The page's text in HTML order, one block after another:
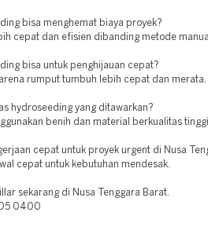
bisa menghemat biaya proyek?
cepat dan efisien dibanding metode
bisa untuk penghijauan cepat?
rumput tumbuh lebih cepat dan merata.
hydroseeding yang ditawarkan?
benih dan material berkualitas
cepat untuk proyek urgent di Nusa
cepat untuk kebutuhan mendesak.
sekarang di Nusa Tenggara Barat.
0400